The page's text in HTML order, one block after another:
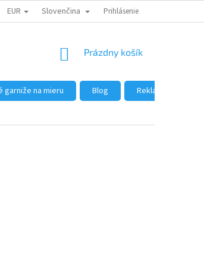
U NÁS AKO NAKUPOVAŤ VEĽKOOBCHOD
EUR Slovenčina Prihlásenie
NÁKUPNÝ
Prázdny košík
garniže na mieru Blog
Reklamácie a